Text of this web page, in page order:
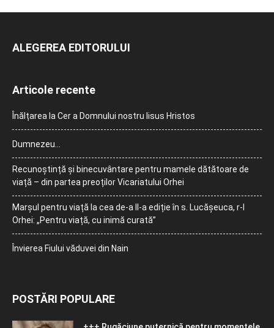
ALEGEREA EDITORULUI
Articole recente
Înălțarea la Cer a Domnului nostru Iisus Hristos
Dumnezeu…
Recunoștință și binecuvântare pentru mamele dătătoare de
viață – din partea preoților Vicariatului Orhei
Marșul pentru viață la cea de-a II-a ediție în s. Lucășeuca, r-l
Orhei: „Pentru viață, cu inimă curată”
Învierea Fiului văduvei din Nain
POSTĂRI POPULARE